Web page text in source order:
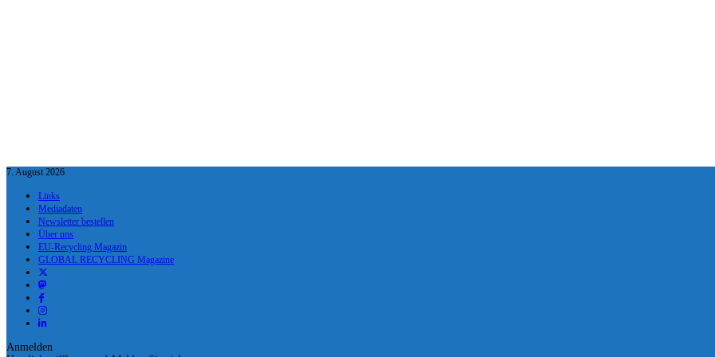
7. August 2026
Links
Mediadaten
Newsletter bestellen
Über uns
EU-Recycling Magazin
GLOBAL RECYCLING Magazine
Anmelden